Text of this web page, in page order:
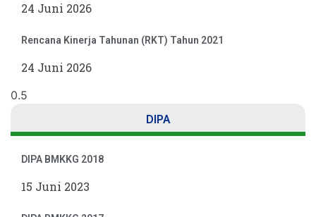
24 Juni 2026
Rencana Kinerja Tahunan (RKT) Tahun 2021
24 Juni 2026
DIPA
DIPA BMKKG 2018
15 Juni 2023